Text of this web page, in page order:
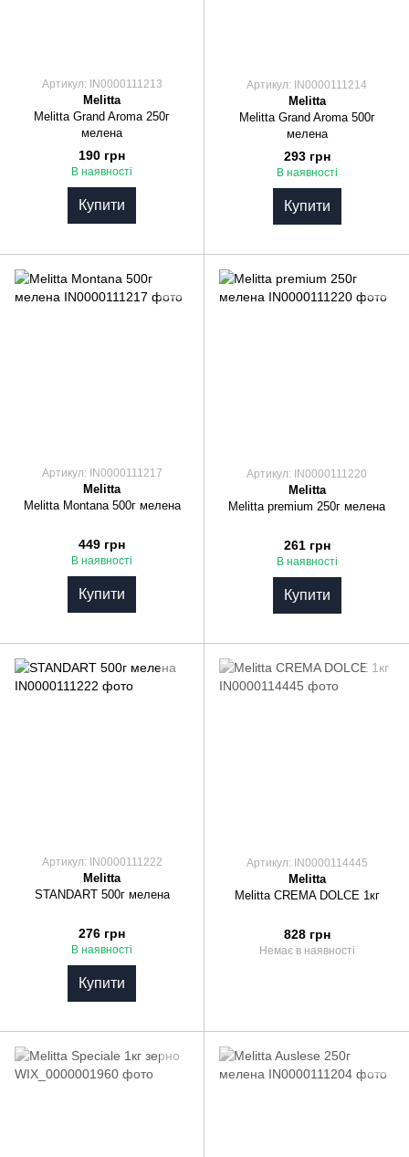
Артикул: IN0000111213
Melitta
Melitta Grand Aroma 250г
мелена
190 грн
В наявності
Купити
Артикул: IN0000111214
Melitta
Melitta Grand Aroma 500г
мелена
293 грн
В наявності
Купити
Артикул: IN0000111217
Melitta
Melitta Montana 500г мелена
449 грн
В наявності
Купити
Артикул: IN0000111220
Melitta
Melitta premium 250г мелена
261 грн
В наявності
Купити
Артикул: IN0000111222
Melitta
STANDART 500г мелена
276 грн
В наявності
Купити
Артикул: IN0000114445
Melitta
Melitta CREMA DOLCE 1кг
828 грн
Немає в наявності